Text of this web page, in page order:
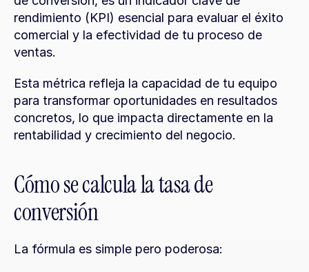
rendimiento (KPI) esencial para evaluar el éxito
comercial y la efectividad de tu proceso de
ventas.
Esta métrica refleja la capacidad de tu equipo
para transformar oportunidades en resultados
concretos, lo que impacta directamente en la
rentabilidad y crecimiento del negocio.
Cómo se calcula la tasa de
conversión
La fórmula es simple pero poderosa: